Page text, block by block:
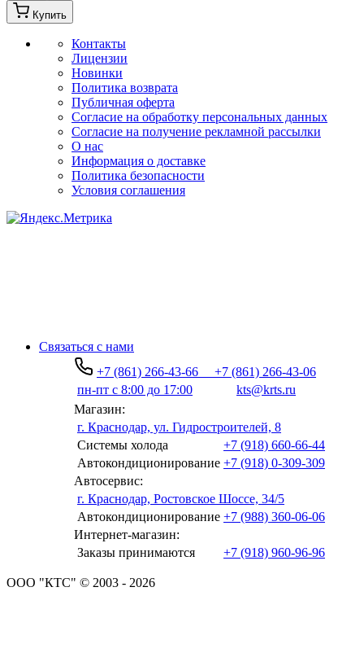
Купить
Контакты
Лицензии
Новинки
Политика возврата
Публичная оферта
Согласие на обработку персональных данных
Согласие на получение рекламной рассылки
О нас
Информация о доставке
Политика безопасности
Условия соглашения
Связаться с нами
+7 (861) 266-43-66
+7 (861) 266-43-06
пн-пт с 8:00 до 17:00
kts@krts.ru
Магазин:
г. Краснодар, ул. Гидростроителей, 8
Системы холода
+7 (918) 660-66-44
Автокондиционирование +7 (918) 0-309-309
Автосервис:
г. Краснодар, Ростовское Шоссе, 34/5
Автокондиционирование +7 (988) 360-06-06
Интернет-магазин:
Заказы принимаются
+7 (918) 960-96-96
ООО "КТС" © 2003 - 2026